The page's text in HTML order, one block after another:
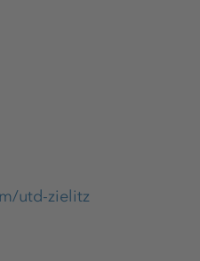
utd-zielitz